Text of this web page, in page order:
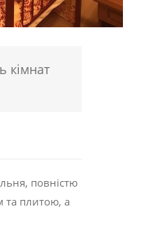
кімнат
повністю
та плитою, а